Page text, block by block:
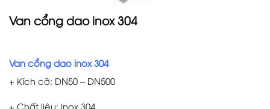
Van cổng dao inox 304
Van cổng dao inox 304
+ Kích cỡ: DN50 – DN500
+ Chất liệu: inox 304